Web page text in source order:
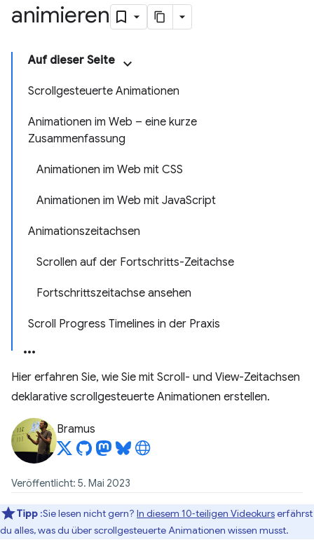
animieren
Auf dieser Seite
Scrollgesteuerte Animationen
Animationen im Web – eine kurze
Zusammenfassung
Animationen im Web mit CSS
Animationen im Web mit JavaScript
Animationszeitachsen
Scrollen auf der Fortschritts-Zeitachse
Fortschrittszeitachse ansehen
Scroll Progress Timelines in der Praxis
Hier erfahren Sie, wie Sie mit Scroll- und View-Zeitachsen
deklarative scrollgesteuerte Animationen erstellen.
Bramus
Veröffentlicht: 5. Mai 2023
Tipp :Sie lesen nicht gern? In diesem 10‑teiligen Videokurserfährst
du alles, was du über scrollgesteuerte Animationen wissen musst.